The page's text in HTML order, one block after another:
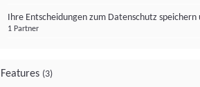
Ihre Entscheidungen zum Datenschutz
1 Partner
Features (3)